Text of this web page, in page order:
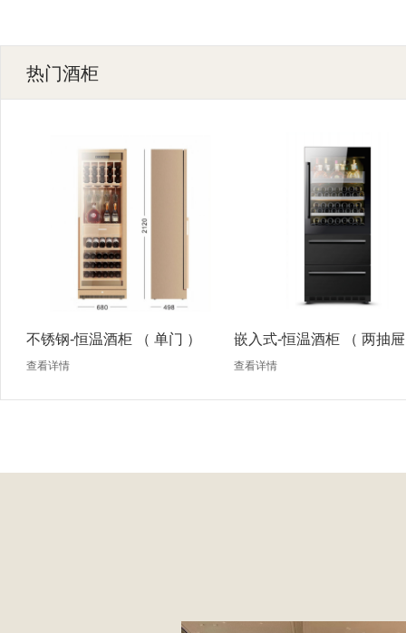
热门酒柜
不锈钢-恒温酒柜 （ 单门 ）
查看详情
嵌入式-恒温酒柜 （ 两抽
查看详情